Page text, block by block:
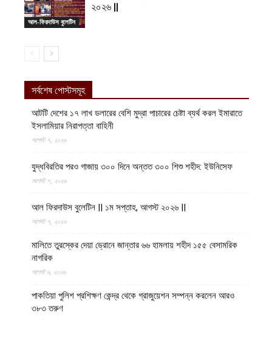
আল-ফিরদাউস বুলেটিন
২০২৬ ||
সর্বশেষ পোস্টসমূহ
আটটি দেশের ১৭ লাখ ডলারের বেশি মুদ্রা পাচারের চেষ্টা ব্যর্থ করল ইমারাতে
ইসলামিয়ার নিরাপত্তা বাহিনী
আগস্ট ৭, ২০২৬
যুদ্ধবিরতির পরও গাজায় ৩০০ দিনে অন্তত ৩০০ শিশু শহীদ: ইউনিসেফ
আগস্ট ৭, ২০২৬
আল ফিরদাউস বুলেটিন || ১ম সপ্তাহ, আগস্ট ২০২৬ ||
আগস্ট ৭, ২০২৬
মালিতে তুরস্কের দেয়া ড্রোনে জান্তার ৬৬ হামলায় শহীদ ১৫৫ বেসামরিক
নাগরিক
আগস্ট ৬, ২০২৬
পাকতিয়া পুলিশ প্রশিক্ষণ কেন্দ্র থেকে গ্রাজুয়েশন সম্পন্ন করলেন আরও
৩৮৩ তরুণ
আগস্ট ৬, ২০২৬